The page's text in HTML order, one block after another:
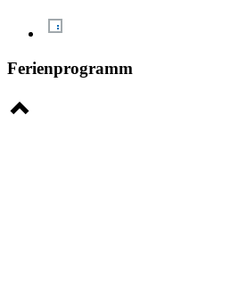
Ferienprogramm